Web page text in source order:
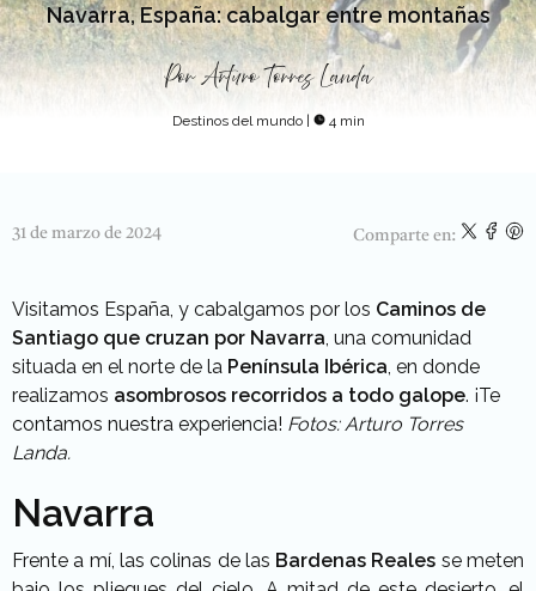
Navarra, España: cabalgar entre montañas
Por Arturo Torres Landa
Destinos del mundo | 4 min
31 de marzo de 2024 Comparte en:
Visitamos España, y cabalgamos por los Caminos de
Santiago que cruzan por Navarra , una comunidad
situada en el norte de la Península Ibérica , en donde
realizamos asombrosos recorridos a todo galope. ¡Te
contamos nuestra experiencia! Fotos: Arturo Torres
Landa.
Navarra
Frente a mí, las colinas de las Bardenas Reales se meten